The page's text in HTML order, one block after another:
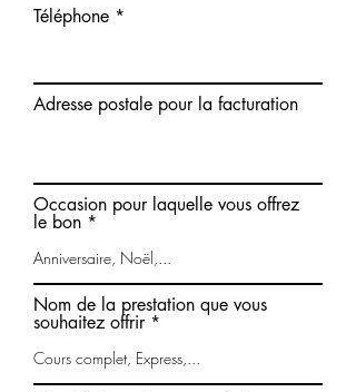
Téléphone
Adresse postale pour la facturation
Occasion pour laquelle vous offrez
le bon
Nom de la prestation que vous
souhaitez offrir